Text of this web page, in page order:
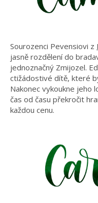
Sourozenci Pevensiovi z
jasně rozdělení do
jednoznačný Zmijozel.
ctižádostivé dítě, které
Nakonec vykoukne jeho
čas od času překročit
každou cenu.